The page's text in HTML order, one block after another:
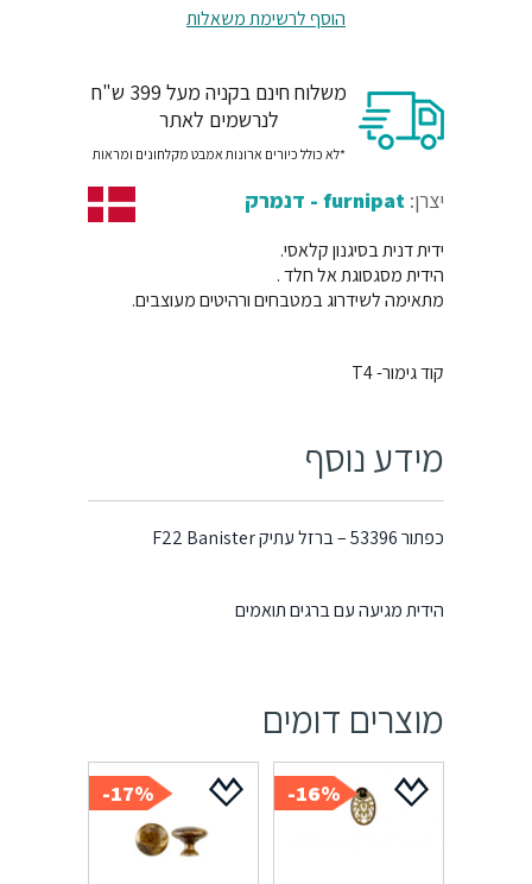
הוסף לרשימת משאלות
משלוח חינם בקניה מעל 399 ש"ח
לנרשמים לאתר
*לא כולל כיורים ארונות אמבט מקלחונים ומראות
יצרן: furnipat - דנמרק
ידית דנית בסיגנון קלאסי.
הידית מסגסוגת אל חלד .
מתאימה לשידרוג במטבחים ורהיטים מעוצבים.
קוד גימור- T4
מידע נוסף
כפתור 53396 – ברזל עתיק F22 Banister
הידית מגיעה עם ברגים תואמים
מוצרים דומים
16%-
17%-